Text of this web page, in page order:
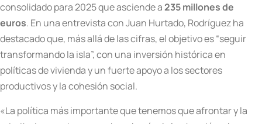
consolidado para 2025 que asciende a235 millones de
euros. En una entrevista con Juan Hurtado, Rodríguez ha
destacado que, más allá de las cifras, el objetivo es “seguir
transformando la isla”, con una inversión histórica en
políticas de vivienda y un fuerte apoyo a los sectores
productivos y la cohesión social.
«La política más importante que tenemos que afrontar y la